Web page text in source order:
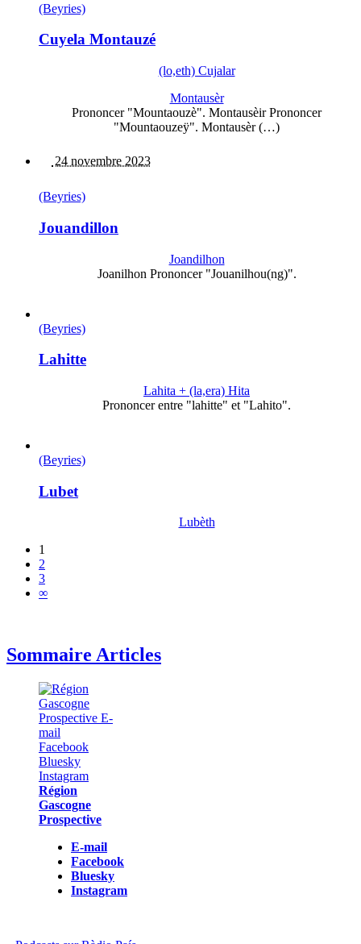
(Beyries)
Cuyela Montauzé
(lo,eth) Cujalar
Montausèr
Prononcer "Mountaouzè". Montausèir Prononcer
"Mountaouzeÿ". Montausèr (…)
24 novembre 2023
(Beyries)
Jouandillon
Joandilhon
Joanilhon Prononcer "Jouanilhou(ng)".
(Beyries)
Lahitte
Lahita + (la,era) Hita
Prononcer entre "lahitte" et "Lahito".
(Beyries)
Lubet
Lubèth
1
2
3
∞
Sommaire Articles
Région
Gascogne
Prospective
E-mail
Facebook
Bluesky
Instagram